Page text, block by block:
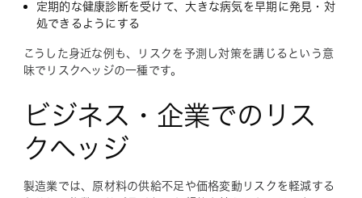
定期的な健康診断を受けて、大きな病気を早期に発見・対
処できるようにする
こうした身近な例も、リスクを予測し対策を講じるという意
味でリスクヘッジの一種です。
ビジネス・企業でのリス
クヘッジ
製造業では、原材料の供給不足や価格変動リスクを軽減する